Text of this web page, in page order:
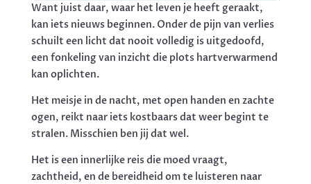
Want juist daar, waar het leven je heeft geraakt,
kan iets nieuws beginnen. Onder de pijn van verlies
schuilt een licht dat nooit volledig is uitgedoofd,
een fonkeling van inzicht die plots hartverwarmend
kan oplichten.
Het meisje in de nacht, met open handen en zachte
ogen, reikt naar iets kostbaars dat weer begint te
stralen. Misschien ben jij dat wel.
Het is een innerlijke reis die moed vraagt,
zachtheid, en de bereidheid om te luisteren naar